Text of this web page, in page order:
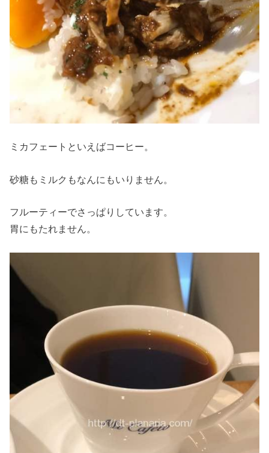
ミカフェートといえばコーヒー。
砂糖もミルクもなんにもいりません。
フルーティーでさっぱりしています。
胃にもたれません。